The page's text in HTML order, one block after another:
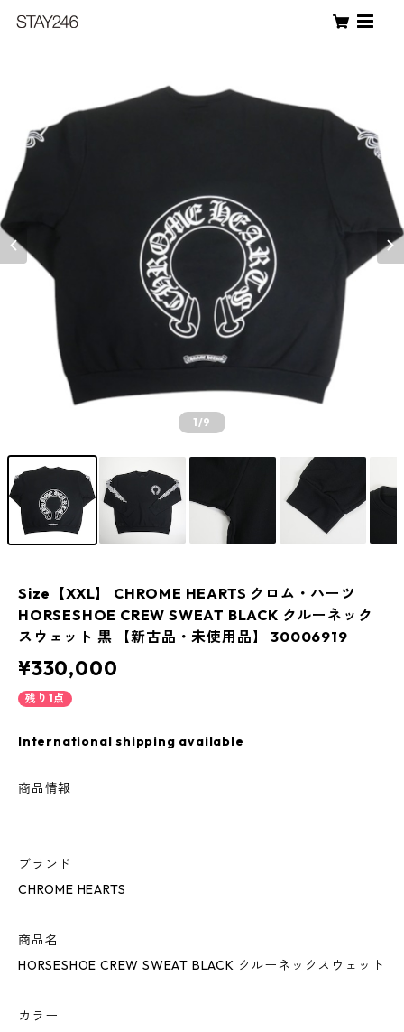
1/9
Size【XXL】 CHROME HEARTS クロム・ハーツ
HORSESHOE CREW SWEAT BLACK クルーネック
スウェット 黒 【新古品・未使用品】 30006919
¥330,000
残り1点
International shipping available
商品情報
ブランド
CHROME HEARTS
商品名
HORSESHOE CREW SWEAT BLACK クルーネックスウェット
カラー